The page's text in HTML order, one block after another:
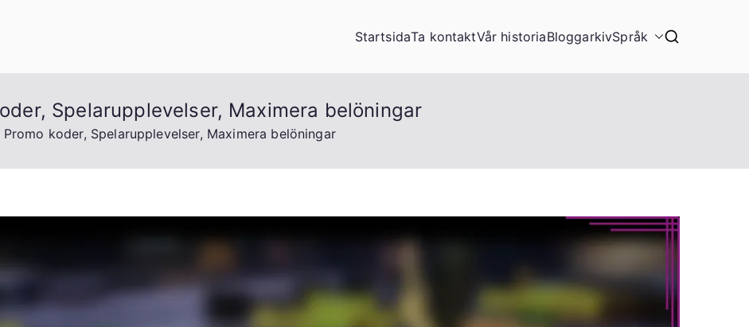
StartsidaTa kontaktVår historiaBloggarkivSpråk
Spelarupplevelser, Maximera belöningar
koder, Spelarupplevelser, Maximera belöningar